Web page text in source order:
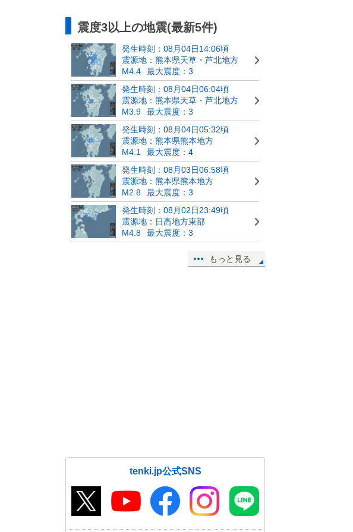
震度3以上の地震(最新5件)
発生時刻：08月04日14:06頃
震源地：熊本県天草・芦北地方
M4.4
最大震度：3
発生時刻：08月04日06:04頃
震源地：熊本県天草・芦北地方
M3.9
最大震度：3
発生時刻：08月04日05:32頃
震源地：熊本県熊本地方
M4.1
最大震度：4
発生時刻：08月03日06:58頃
震源地：熊本県熊本地方
M2.8
最大震度：3
発生時刻：08月02日23:49頃
震源地：日高地方東部
M4.8
最大震度：3
もっと見る
tenki.jp公式SNS